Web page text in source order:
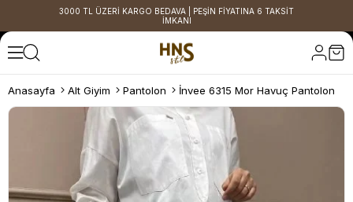
3000 TL ÜZERİ KARGO BEDAVA | PEŞİN FİYATINA 6 TAKSİT
İMKANI
Anasayfa Alt Giyim Pantolon İnvee 6315 Mor Havuç Pantolon